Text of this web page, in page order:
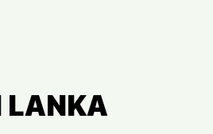
LANKA